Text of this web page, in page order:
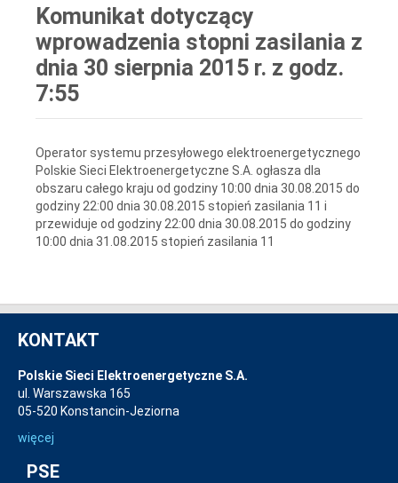
Komunikat dotyczący
wprowadzenia stopni zasilania z
dnia 30 sierpnia 2015 r. z godz.
7:55
Operator systemu przesyłowego elektroenergetycznego
Polskie Sieci Elektroenergetyczne S.A. ogłasza dla
obszaru całego kraju od godziny 10:00 dnia 30.08.2015 do
godziny 22:00 dnia 30.08.2015 stopień zasilania 11 i
przewiduje od godziny 22:00 dnia 30.08.2015 do godziny
10:00 dnia 31.08.2015 stopień zasilania 11
KONTAKT
Polskie Sieci Elektroenergetyczne S.A.
ul. Warszawska 165
05-520 Konstancin-Jeziorna
więcej
PSE